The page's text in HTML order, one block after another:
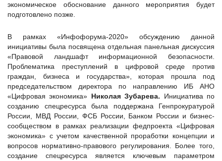
экономическое обоснование данного мероприятия будет
подготовлено позже.
В рамках «Инфофорума-2020» обсуждению данной
инициативы была посвящена отдельная панельная дискуссия
«Правовой ландшафт информационной безопасности.
Проблематика преступлений в цифровой среде против
граждан, бизнеса и государства», которая прошла под
председательством директора по направлению ИБ АНО
«Цифровая экономика» Николая Зубарева. Инициатива по
созданию спецресурса была поддержана Генпрокуратурой
России, МВД России, ФСБ России, Банком России и бизнес-
сообществом в рамках реализации федпроекта «Цифровая
экономика» с учетом качественной проработки концепции и
вопросов нормативно-правового регулирования. Более того,
создание спецресурса является ключевым параметром